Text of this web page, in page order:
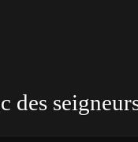
des